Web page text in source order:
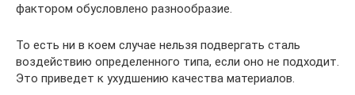
фактором обусловлено разнообразие.
То есть ни в коем случае нельзя подвергать сталь
воздействию определенного типа, если оно не подходит.
Это приведет к ухудшению качества материалов.